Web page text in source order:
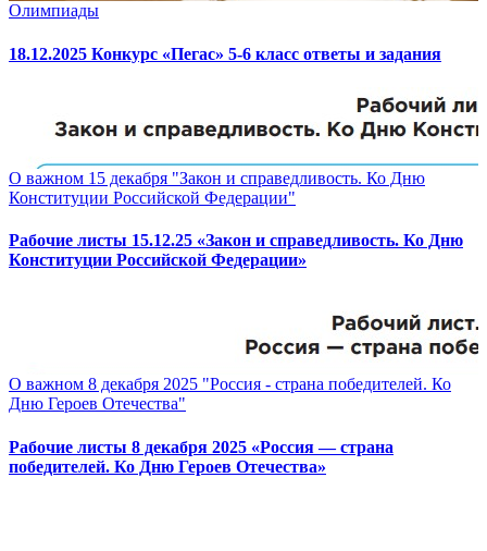
Олимпиады
18.12.2025 Конкурс «Пегас» 5-6 класс ответы и задания
О важном 15 декабря "Закон и справедливость. Ко Дню
Конституции Российской Федерации"
Рабочие листы 15.12.25 «Закон и справедливость. Ко Дню
Конституции Российской Федерации»
О важном 8 декабря 2025 "Россия - страна победителей. Ко
Дню Героев Отечества"
Рабочие листы 8 декабря 2025 «Россия — страна
победителей. Ко Дню Героев Отечества»